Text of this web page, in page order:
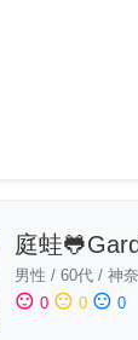
庭蛙
男性 / 60代 / 神
sentiment_satisfied 0 sentiment_neutral 0 sentiment_dissatisfied 0